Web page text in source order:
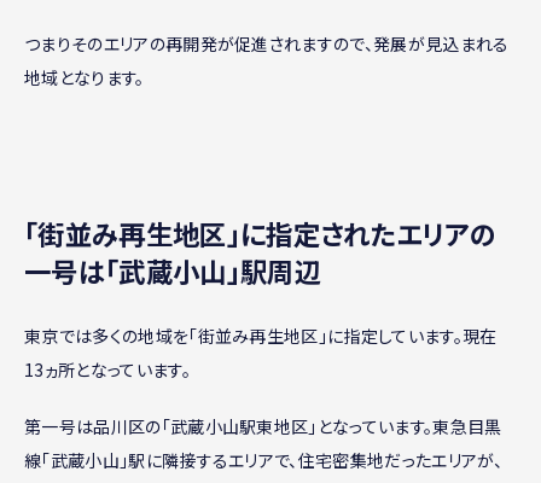
つまりそのエリアの再開発が促進されますので、発展が見込まれる
地域となります。
｢街並み再生地区｣に指定されたエリアの
一号は「武蔵小山」駅周辺
東京では多くの地域を「街並み再生地区」に指定しています。現在
13ヵ所となっています。
第一号は品川区の「武蔵小山駅東地区」となっています。東急目黒
線「武蔵小山」駅に隣接するエリアで、住宅密集地だったエリアが、